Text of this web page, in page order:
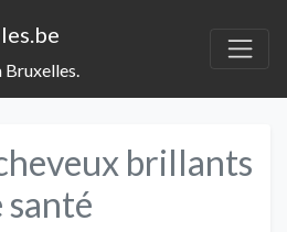
Bruxelles.
brillants
santé